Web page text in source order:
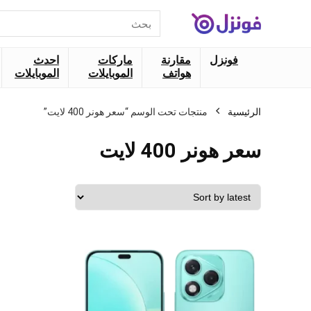
عن:
فونزل
مقارنة
هواتف
ماركات
الموبايلات
احدث
الموبايلات
الرئيسية منتجات تحت الوسم “سعر هونر 400 لايت”
سعر هونر 400 لايت